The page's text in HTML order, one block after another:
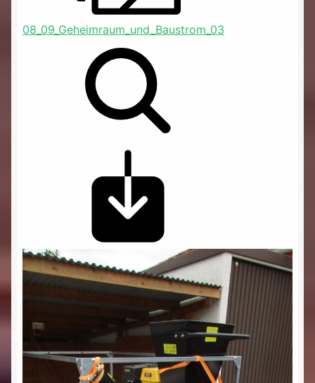
08_09_Geheimraum_und_Baustrom_03